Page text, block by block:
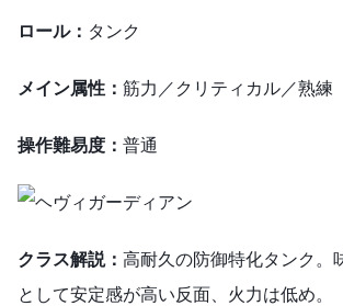
ロール： タンク
メイン属性： 筋力／クリティカル／熟練
操作難易度： 普通
クラス解説： 高耐久の防御特化タンク。
として安定感が高い反面、火力は低め。